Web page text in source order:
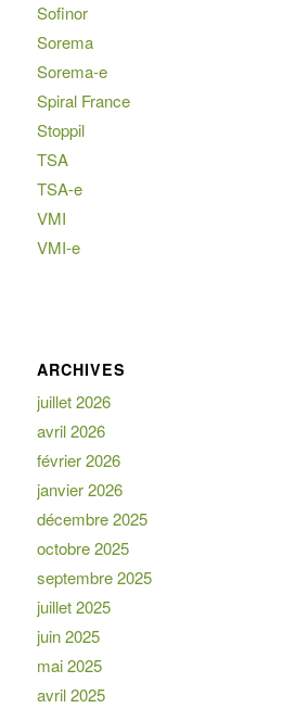
Sofinor
Sorema
Sorema-e
Spiral France
Stoppil
TSA
TSA-e
VMI
VMI-e
ARCHIVES
juillet 2026
avril 2026
février 2026
janvier 2026
décembre 2025
octobre 2025
septembre 2025
juillet 2025
juin 2025
mai 2025
avril 2025